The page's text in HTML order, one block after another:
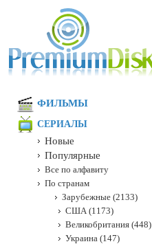
ФИЛЬМЫ
СЕРИАЛЫ
Новые
Популярные
Все по алфавиту
По странам
Зарубежные (2133)
США (1173)
Великобритания (448)
Украина (147)